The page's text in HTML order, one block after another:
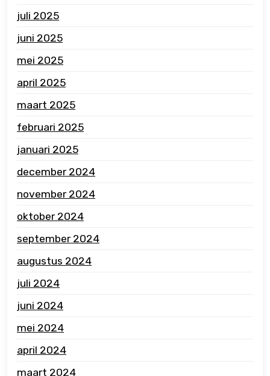
juli 2025
juni 2025
mei 2025
april 2025
maart 2025
februari 2025
januari 2025
december 2024
november 2024
oktober 2024
september 2024
augustus 2024
juli 2024
juni 2024
mei 2024
april 2024
maart 2024